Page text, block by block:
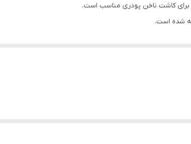
کاشت ناخن پودری مناسب است.
شده است.